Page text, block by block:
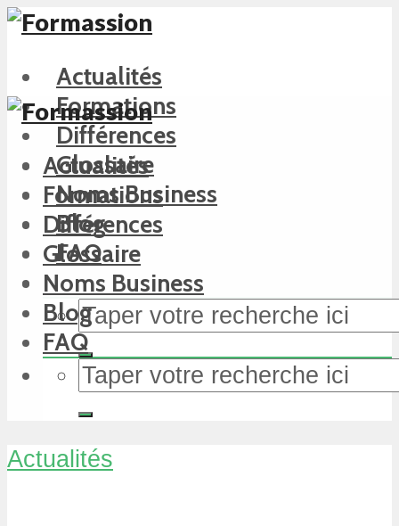
Actualités
Formations
Différences
Glossaire
Noms Business
Blog
FAQ
Actualités
Formations
Différences
Glossaire
Noms Business
Blog
FAQ
Actualités